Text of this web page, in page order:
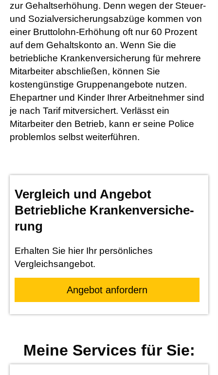
zur Gehaltserhöhung. Denn wegen der Steuer-
und Sozialversicherungsabzüge kommen von
einer Bruttolohn-Erhöhung oft nur 60 Prozent
auf dem Gehaltskonto an. Wenn Sie die
betriebliche Kranken­ver­si­che­rung für mehrere
Mitarbeiter abschließen, können Sie
kostengünstige Gruppenangebote nutzen.
Ehepartner und Kinder Ihrer Arbeitnehmer sind
je nach Tarif mitversichert. Verlässt ein
Mitarbeiter den Betrieb, kann er seine Police
problemlos selbst weiterführen.
Vergleich und Angebot
Betriebliche Kranken­ver­si­che­
rung
Erhalten Sie hier Ihr persönliches
Vergleichsangebot.
An­ge­bot an­for­dern
Meine Services für Sie: